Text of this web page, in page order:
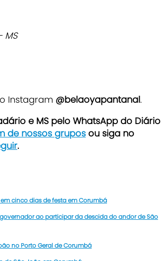
MS
Instagram @belaoyapantanal.
e MS pelo WhatsApp do Diário
de nossos grupos ou siga no
.
cinco dias de festa em Corumbá
ao participar da descida do andor de São
no Porto Geral de Corumbá